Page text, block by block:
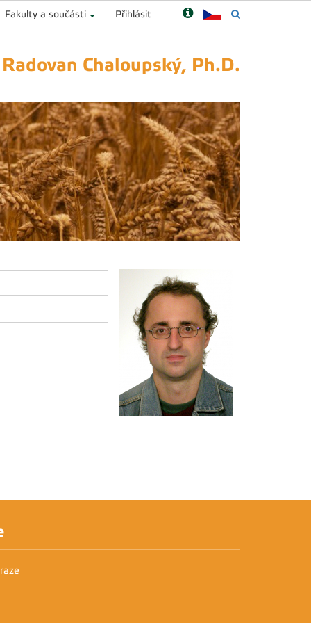
Fakulty a součásti Přihlásit
Chaloupský, Ph.D.